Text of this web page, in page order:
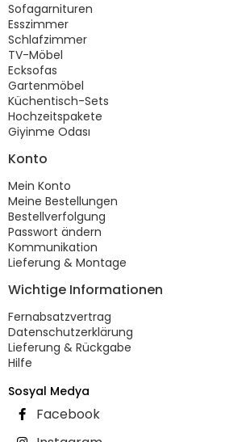
Sofagarnituren
Esszimmer
Schlafzimmer
TV-Möbel
Ecksofas
Gartenmöbel
Küchentisch-Sets
Hochzeitspakete
Giyinme Odası
Konto
Mein Konto
Meine Bestellungen
Bestellverfolgung
Passwort ändern
Kommunikation
Lieferung & Montage
Wichtige Informationen
Fernabsatzvertrag
Datenschutzerklärung
Lieferung & Rückgabe
Hilfe
Sosyal Medya
Facebook